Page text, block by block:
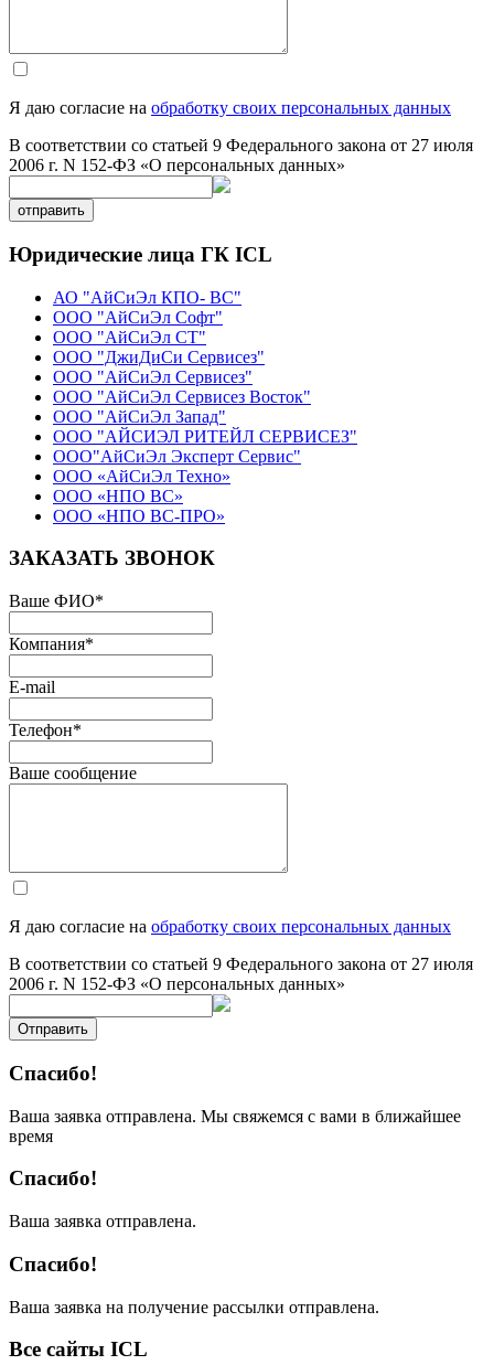
Я даю согласие на обработку своих персональных данных
В соответствии со статьей 9 Федерального закона от 27 июля
2006 г. N 152-ФЗ «О персональных данных»
отправить
Юридические лица ГК ICL
АО "АйСиЭл КПО- ВС"
ООО "АйСиЭл Софт"
ООО "АйСиЭл СТ"
ООО "ДжиДиСи Сервисез"
ООО "АйСиЭл Сервисез"
ООО "АйСиЭл Сервисез Восток"
ООО "АйСиЭл Запад"
ООО "АЙСИЭЛ РИТЕЙЛ СЕРВИСЕЗ"
ООО"АйСиЭл Эксперт Сервис"
ООО «АйСиЭл Техно»
ООО «НПО ВС»
ООО «НПО ВС-ПРО»
ЗАКАЗАТЬ ЗВОНОК
Ваше ФИО*
Компания*
E-mail
Телефон*
Ваше сообщение
Я даю согласие на обработку своих персональных данных
В соответствии со статьей 9 Федерального закона от 27 июля
2006 г. N 152-ФЗ «О персональных данных»
Отправить
Спасибо!
Ваша заявка отправлена. Мы свяжемся с вами в ближайшее
время
Спасибо!
Ваша заявка отправлена.
Спасибо!
Ваша заявка на получение рассылки отправлена.
Все сайты ICL